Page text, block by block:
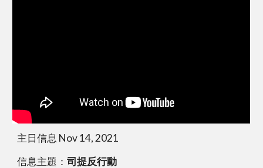
主日信息 Nov 14, 2021
信息主題：司提反行動